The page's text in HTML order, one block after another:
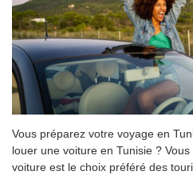
Vous préparez votre voyage en
louer une voiture en Tunisie ?
voiture est le choix préféré des